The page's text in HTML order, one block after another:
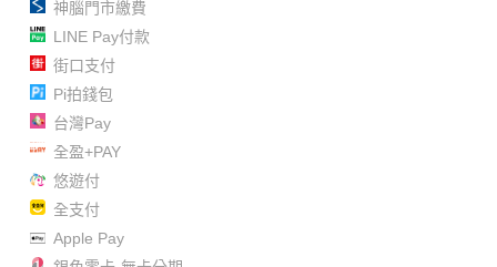
神腦門市繳費
LINE Pay付款
街口支付
Pi拍錢包
台灣Pay
全盈+PAY
悠遊付
全支付
Apple Pay